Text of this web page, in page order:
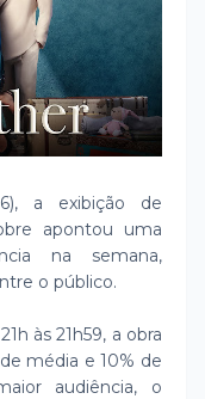
a exibição de
apontou uma
na semana,
o público.
às 21h59, a obra
média e 10% de
audiência, o